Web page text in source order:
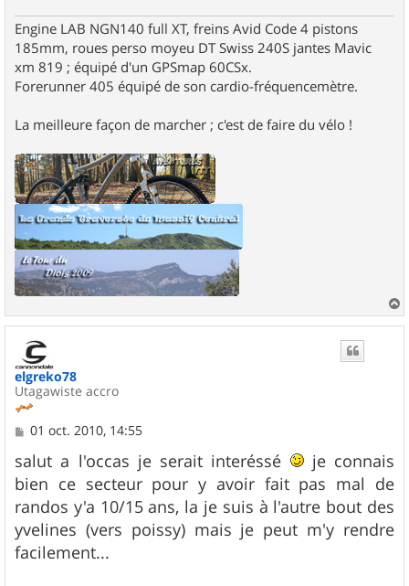
Engine LAB NGN140 full XT, freins Avid Code 4 pistons
185mm, roues perso moyeu DT Swiss 240S jantes Mavic
xm 819 ; équipé d'un GPSmap 60CSx.
Forerunner 405 équipé de son cardio-fréquencemètre.
La meilleure façon de marcher ; c'est de faire du vélo !
a
elgreko78
Utagawiste accro
M
s
s
a
g
e
01 oct. 2010, 14:55
salut a l'occas je serait interéssé
je connais
bien ce secteur pour y avoir fait pas mal de
randos y'a 10/15 ans, la je suis à l'autre bout des
yvelines (vers poissy) mais je peut m'y rendre
facilement...